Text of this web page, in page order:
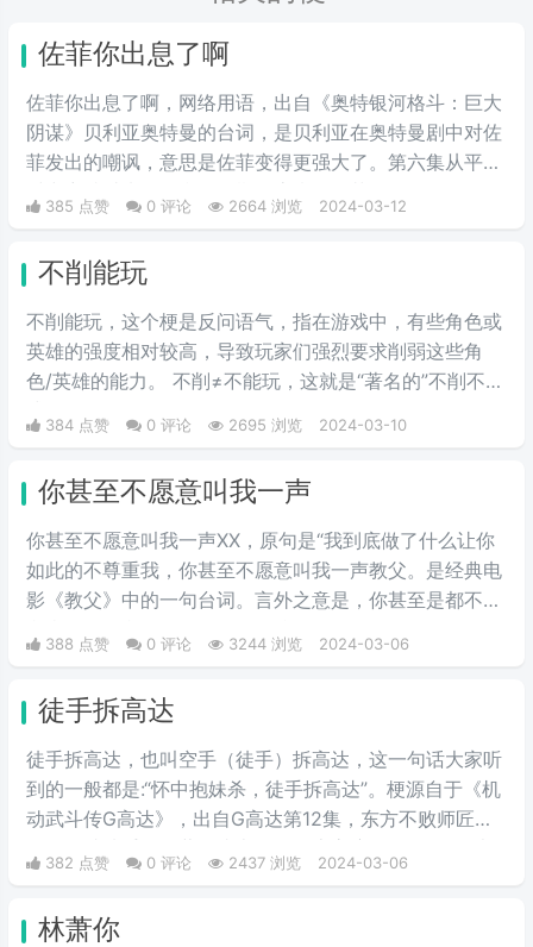
佐菲你出息了啊
佐菲你出息了啊，网络用语，出自《奥特银河格斗：巨大
阴谋》贝利亚奥特曼的台词，是贝利亚在奥特曼剧中对佐
菲发出的嘲讽，意思是佐菲变得更强大了。第六集从平行
时空穿越过来的贝利亚早期形态嘲讽佐菲，你还有星星的
标志啊，佐菲你出息了。
385 点赞 0 评论 2664 浏览 2024-03-12
不削能玩
不削能玩，这个梗是反问语气，指在游戏中，有些角色或
英雄的强度相对较高，导致玩家们强烈要求削弱这些角
色/英雄的能力。 不削≠不能玩，这就是“著名的”不削不等
384 点赞 0 评论 2695 浏览 2024-03-10
你甚至不愿意叫我一声
你甚至不愿意叫我一声XX，原句是“我到底做了什么让你
如此的不尊重我，你甚至不愿意叫我一声教父。是经典电
影《教父》中的一句台词。言外之意是，你甚至是都不拿
388 点赞 0 评论 3244 浏览 2024-03-06
徒手拆高达
徒手拆高达，也叫空手（徒手）拆高达，这一句话大家听
到的一般都是:“怀中抱妹杀，徒手拆高达”。梗源自于《机
动武斗传G高达》，出自G高达第12集，东方不败师匠首
次登场就徒手用多蒙的头巾拆了恶魔高度的眷属MS，也
是空手拆高达一梗的由来。
382 点赞 0 评论 2437 浏览 2024-03-06
林萧你